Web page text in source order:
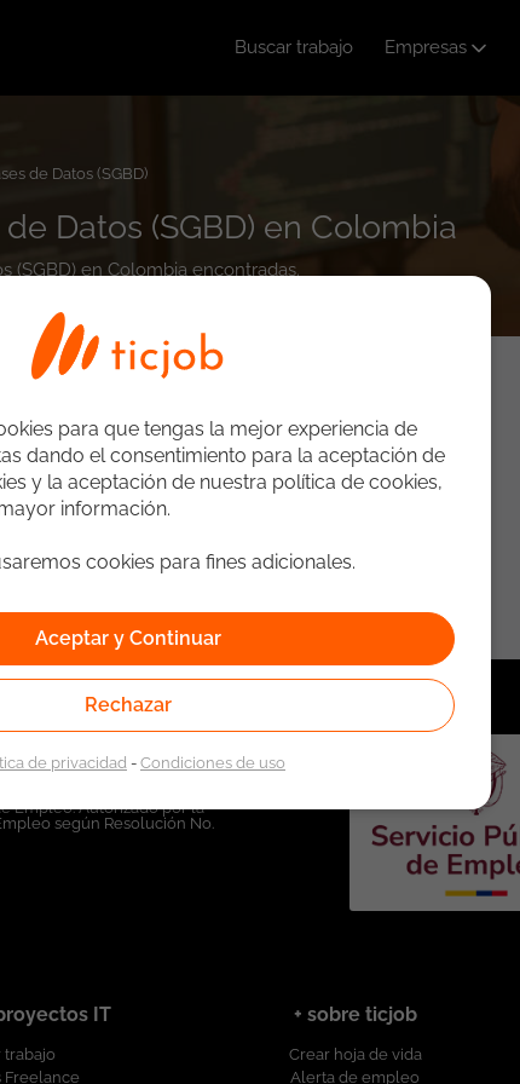
Buscar trabajo Empresas
de Datos (SGBD)
Datos (SGBD) en Colombia
(SGBD) en Colombia encontradas.
Empleo. Autorizado por la
según Resolución No.
IT
trabajo
Freelance
+ sobre ticjob
Crear hoja de vida
Alerta de empleo
para que tengas la mejor experiencia de
dando el consentimiento para la aceptación de
y la aceptación de nuestra política de cookies,
información.
cookies para fines adicionales.
Aceptar y Continuar
Rechazar
de privacidad -Condiciones de uso